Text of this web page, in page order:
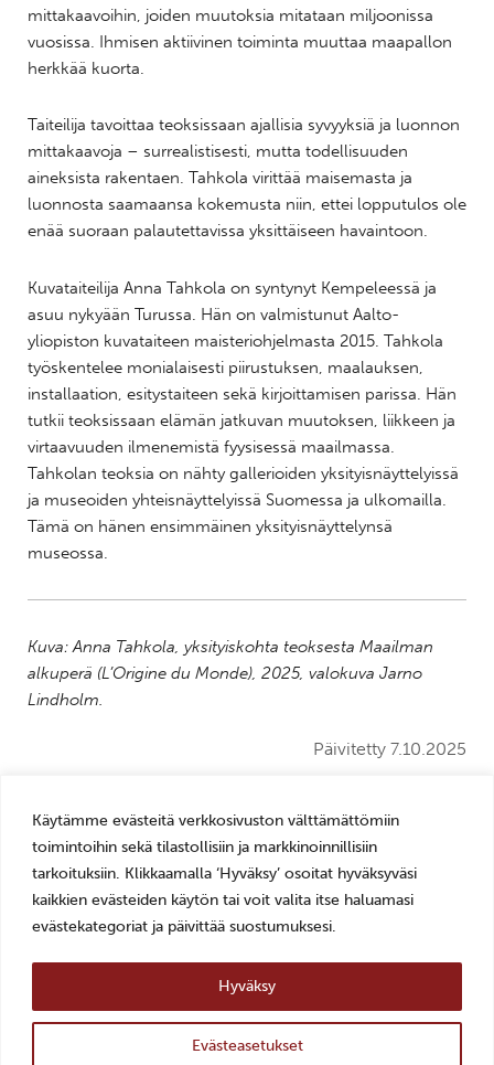
Käytämme evästeitä verkkosivuston välttämättömiin
toimintoihin sekä tilastollisiin ja markkinoinnillisiin
tarkoituksiin. Klikkaamalla ‘Hyväksy’ osoitat hyväksyväsi
kaikkien evästeiden käytön tai voit valita itse haluamasi
evästekategoriat ja päivittää suostumuksesi.
Evästeasetukset
Hyväksy
mittakaavoihin, joiden muutoksia mitataan miljoonissa
vuosissa. Ihmisen aktiivinen toiminta muuttaa maapallon
herkkää kuorta.
Taiteilija tavoittaa teoksissaan ajallisia syvyyksiä ja luonnon
mittakaavoja – surrealistisesti, mutta todellisuuden
aineksista rakentaen. Tahkola virittää maisemasta ja
luonnosta saamaansa kokemusta niin, ettei lopputulos ole
enää suoraan palautettavissa yksittäiseen havaintoon.
Kuvataiteilija Anna Tahkola on syntynyt Kempeleessä ja
asuu nykyään Turussa. Hän on valmistunut Aalto-
yliopiston kuvataiteen maisteriohjelmasta 2015. Tahkola
työskentelee monialaisesti piirustuksen, maalauksen,
installaation, esitystaiteen sekä kirjoittamisen parissa. Hän
tutkii teoksissaan elämän jatkuvan muutoksen, liikkeen ja
virtaavuuden ilmenemistä fyysisessä maailmassa.
Tahkolan teoksia on nähty gallerioiden yksityisnäyttelyissä
ja museoiden yhteisnäyttelyissä Suomessa ja ulkomailla.
Tämä on hänen ensimmäinen yksityisnäyttelynsä
museossa.
Kuva: Anna Tahkola, yksityiskohta teoksesta Maailman
alkuperä (L’Origine du Monde), 2025, valokuva Jarno
Lindholm.
Päivitetty 7.10.2025
Jaa
tämä
Facebookissa
tämä
Twitterissä
Jaa
tämä
LinkedIn:ssä
Jaa
tämä
sähköpostitse
Mariankatu 14, 24240 Salo
+358 2 7784892